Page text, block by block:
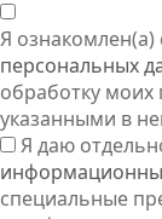
Я ознакомлен(а)
персональных
обработку моих
указанными в
Я даю
специальные